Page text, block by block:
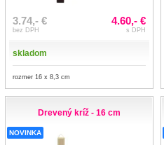
3.74,- €
bez DPH
4.60,- €
s DPH
skladom
rozmer 16 x 8,3 cm
Drevený kríž - 16 cm
NOVINKA